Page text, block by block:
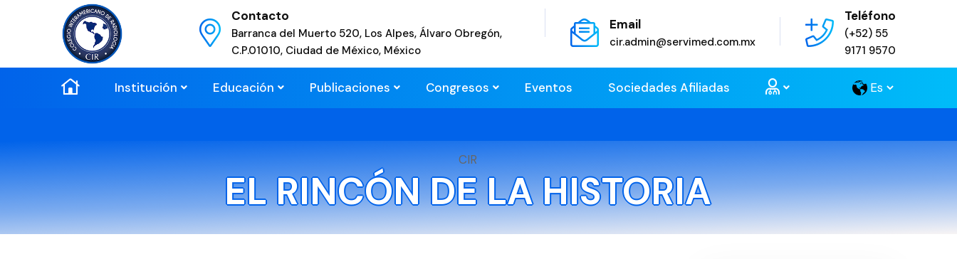
Contacto
Barranca del Muerto 520, Los Alpes, Álvaro Obregón,
C.P.01010, Ciudad de México, México
Email
cir.admin@servimed.com.mx
Teléfono
(+52) 55
9171 9570
Institución Educación Publicaciones Congresos Eventos Sociedades Afiliadas
CIR
EL RINCÓN DE LA HISTORIA